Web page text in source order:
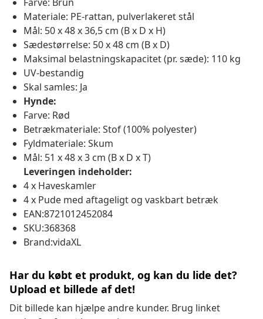
Materiale: PE-rattan, pulverlakeret stål
Mål: 50 x 48 x 36,5 cm (B x D x H)
Sædestørrelse: 50 x 48 cm (B x D)
Maksimal belastningskapacitet (pr. sæde): 110 kg
UV-bestandig
Skal samles: Ja
Hynde:
Farve: Rød
Betrækmateriale: Stof (100% polyester)
Fyldmateriale: Skum
Mål: 51 x 48 x 3 cm (B x D x T)
Leveringen indeholder:
4 x Haveskamler
4 x Pude med aftageligt og vaskbart betræk
EAN:8721012452084
SKU:368368
Brand:vidaXL
Har du købt et produkt, og kan du lide det?
Upload et billede af det!
Dit billede kan hjælpe andre kunder. Brug linket